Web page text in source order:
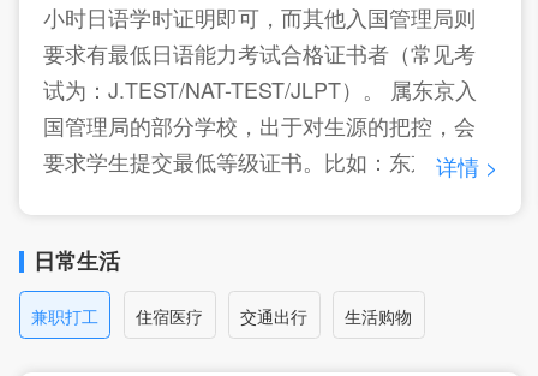
小时日语学时证明即可，而其他入国管理局则
要求有最低日语能力考试合格证书者（常见考
试为：J.TEST/NAT-TEST/JLPT）。 属东京入
国管理局的部分学校，出于对生源的把控，会
要求学生提交最低等级证书。比如：东京中央
塔斯对中专生要求日语最好有N3等等。 二、大
学别科 大学别科和语言学校的主要目标都是为
学习日语，不同之处是别科设立在大学中，可
详情 >
日常生活
兼职打工 住宿医疗 交通出行 生活购物